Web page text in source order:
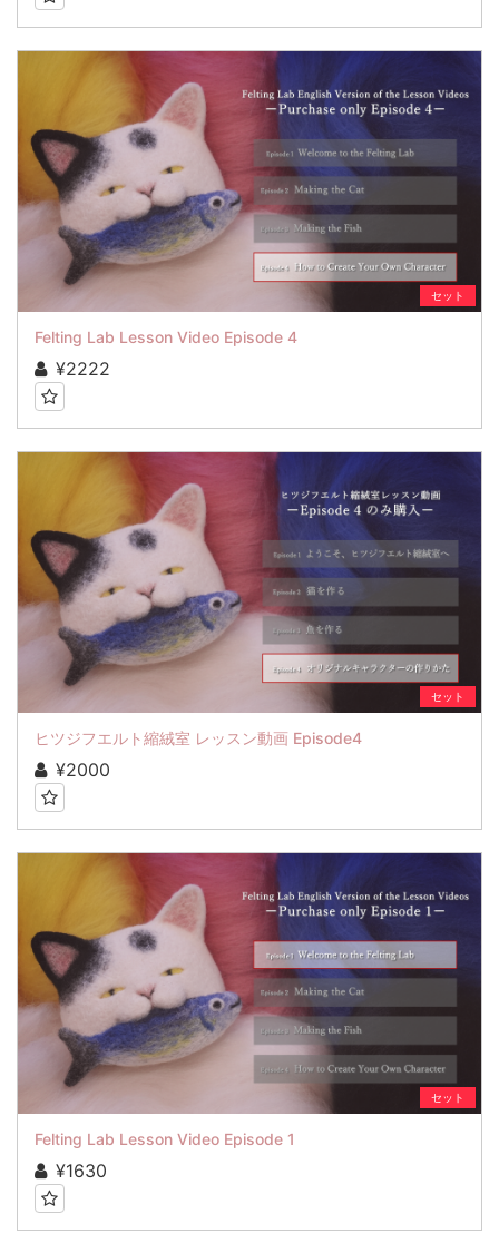
セット
Felting Lab Lesson Video Episode 4
¥2222
セット
ヒツジフエルト縮絨室 レッスン動画 Episode4
¥2000
セット
Felting Lab Lesson Video Episode 1
¥1630